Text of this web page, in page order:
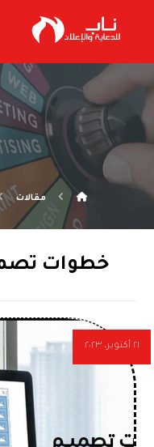
مقالات
خطوات
٢١ أكتوبر، ٢٠٢٣